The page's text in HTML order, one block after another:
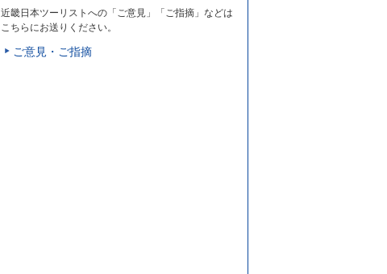
近畿日本ツーリストへの「ご意見」「ご指摘」などは
こちらにお送りください。
ご意見・ご指摘